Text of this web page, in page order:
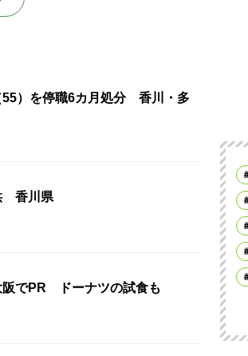
）を停職6カ月処分 香川・多
香川県
でPR ドーナツの試食も